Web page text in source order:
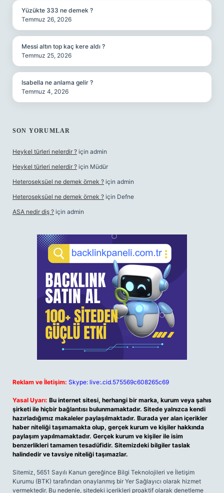
Yüzükte 333 ne demek ?
Temmuz 26, 2026
Messi altın top kaç kere aldı ?
Temmuz 25, 2026
Isabella ne anlama gelir ?
Temmuz 4, 2026
SON YORUMLAR
Heykel türleri nelerdir ? için admin
Heykel türleri nelerdir ? için Müdür
Heteroseksüel ne demek örnek ? için admin
Heteroseksüel ne demek örnek ? için Defne
ASA nedir diş ? için admin
Reklam ve İletişim: Skype: live:.cid.575569c608265c69
Yasal Uyarı: Bu internet sitesi, herhangi bir marka, kurum veya şahıs
şirketi ile hiçbir bağlantısı bulunmamaktadır. Sitede yalnızca kendi
hazırladığımız makaleler paylaşılmaktadır. Burada yer alan içerikler
haber niteliği taşımamakta olup, gerçek kurum ve kişiler hakkında
paylaşım yapılmamaktadır. Gerçek kurum ve kişiler ile isim
benzerlikleri tamamen tesadüfidir. Sitemizdeki bilgiler taslak
halindedir ve tavsiye niteliği taşımazlar.
Sitemiz, 5651 Sayılı Kanun gereğince Bilgi Teknolojileri ve İletişim
Kurumu (BTK) tarafından onaylanmış bir Yer Sağlayıcı olarak hizmet
vermektedir. Bu nedenle, sitedeki içerikleri proaktif olarak denetleme